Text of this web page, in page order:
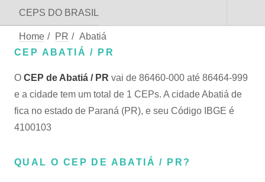
CEPS DO BRASIL
Home / PR / Abatiá
CEP ABATIÁ / PR
O CEP de Abatiá / PR vai de 86460-000 até 86464-999
e a cidade tem um total de 1 CEPs. A cidade Abatiá de
fica no estado de Paraná (PR), e seu Código IBGE é
4100103
QUAL O CEP DE ABATIÁ / PR?